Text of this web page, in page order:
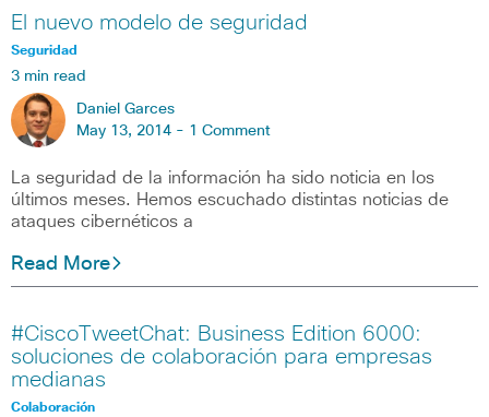
El nuevo modelo de seguridad
Seguridad
3 min read
Daniel Garces
May 13, 2014 - 1 Comment
La seguridad de la información ha sido noticia en los
últimos meses. Hemos escuchado distintas noticias de
ataques cibernéticos a
Read More
#CiscoTweetChat: Business Edition 6000:
soluciones de colaboración para empresas
medianas
Colaboración